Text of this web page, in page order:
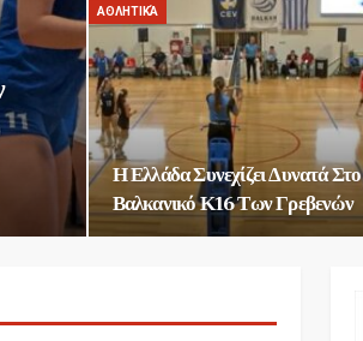
ΑΘΛΗΤΙΚΆ
Η Ελλάδα Συνεχίζει Δυνατά Στο
Βαλκανικό Κ16 Των Γρεβενών